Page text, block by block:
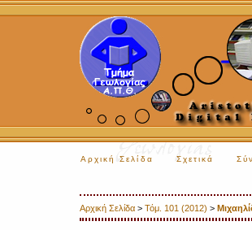
Αρχική Σελίδα Σχετικά
Αρχική Σελίδα > Τόμ. 101 (2012) >